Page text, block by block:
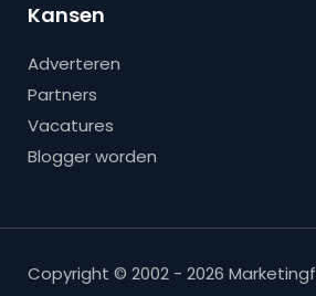
Kansen
Adverteren
Partners
Vacatures
Blogger worden
Copyright © 2002 - 2026